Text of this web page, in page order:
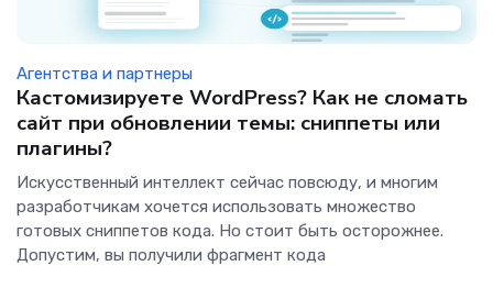
Агентства и партнеры
Кастомизируете WordPress? Как не сломать
сайт при обновлении темы: сниппеты или
плагины?
Искусственный интеллект сейчас повсюду, и многим
разработчикам хочется использовать множество
готовых сниппетов кода. Но стоит быть осторожнее.
Допустим, вы получили фрагмент кода